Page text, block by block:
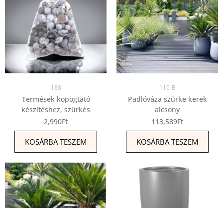
188
Termések kopogtató
készítéshez, szürkés
2,990Ft
KOSÁRBA TESZEM
110-B
Padlóváza szürke kerek
alcsony
113,589Ft
KOSÁRBA TESZEM